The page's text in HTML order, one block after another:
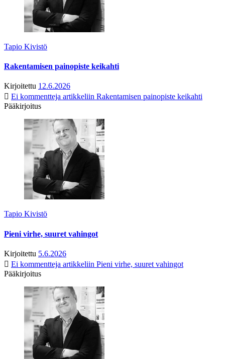
Tapio Kivistö
Rakentamisen painopiste keikahti
Kirjoitettu 12.6.2026
Ei kommentteja artikkeliin Rakentamisen painopiste keikahti
Pääkirjoitus
Tapio Kivistö
Pieni virhe, suuret vahingot
Kirjoitettu 5.6.2026
Ei kommentteja artikkeliin Pieni virhe, suuret vahingot
Pääkirjoitus